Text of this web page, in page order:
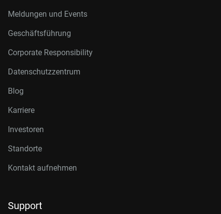
Meldungen und Events
Geschäftsführung
Corporate Responsibility
Datenschutzzentrum
Blog
Karriere
Investoren
Standorte
Kontakt aufnehmen
Support